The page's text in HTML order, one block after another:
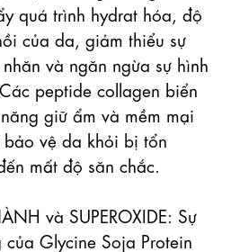
quá trình hydrat hóa, độ
của da, giảm thiểu sự
và ngăn ngừa sự hình
peptide collagen biển
giữ ẩm và mềm mại
vệ da khỏi bị tổn
mất độ săn chắc.
và SUPEROXIDE: Sự
Glycine Soja Protein